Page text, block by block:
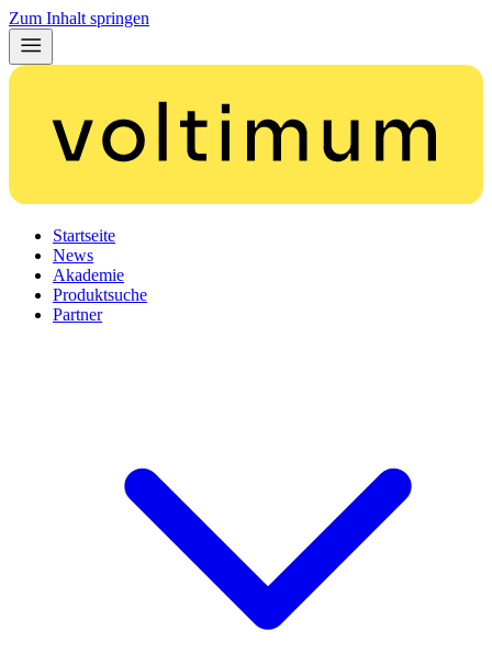
Zum Inhalt springen
Startseite
News
Akademie
Produktsuche
Partner